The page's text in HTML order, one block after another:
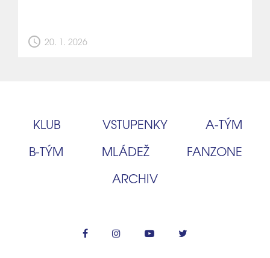
schedule 20. 1. 2026
KLUB VSTUPENKY
A‑TÝM
B‑TÝM
MLÁDEŽ
FANZONE
ARCHIV